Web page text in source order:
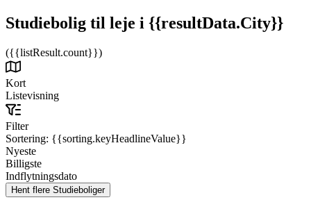
Studiebolig til leje i {{resultData.City}}
({{listResult.count}})
Kort
Listevisning
Filter
Sortering: {{sorting.keyHeadlineValue}}
Nyeste
Billigste
Indflytningsdato